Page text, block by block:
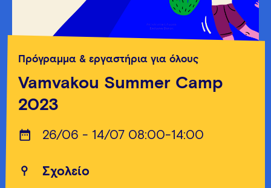
Πρόγραμμα & εργαστήρια για όλους
Vamvakou Summer Camp
2023
26/06 - 14/07 08:00-14:00
Σχολείο